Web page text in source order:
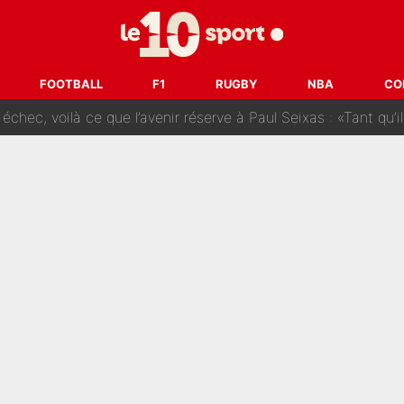
FOOTBALL F1 RUGBY NBA
: Fabrizio Romano dévoile déjà la stratégie du PSG
d’or en Arabie saoudite : Didier Deschamps a donné sa
voilà ce que l’avenir réserve à Paul Seixas : «Tant qu’il